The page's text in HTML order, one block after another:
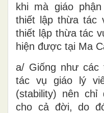
khi mà giáo
thiết lập thừa tác
thiết lập thừa tác
hiện được tại Ma
a/ Giống như
tác vụ giáo lý
(stability) nên
cho cả đời, do